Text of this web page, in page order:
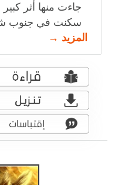
جاءت منها أثر
سكنت في جنوب
المزيد →